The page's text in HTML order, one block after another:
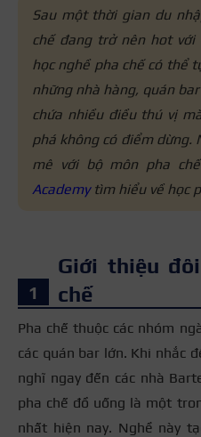
nối mi,
viết được xây
đào tạo và
thực tế,
thường
xác.
Sau một thời gian du
chế đang trở nên hot với
học nghề pha chế có thể
những nhà hàng, quán
chứa nhiều điều thú vị
phá không có điểm dừng.
mê với bộ môn pha
Academytìm hiểu về học
Giới thiệu
chế
Pha chế thuộc các nhóm
các quán bar lớn. Khi nhắc
nghĩ ngay đến các nhà
pha chế đồ uống là một
nhất hiện nay. Nghề này